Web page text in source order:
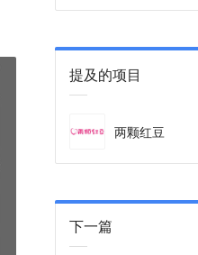
提及的项目
两颗红豆
下一篇